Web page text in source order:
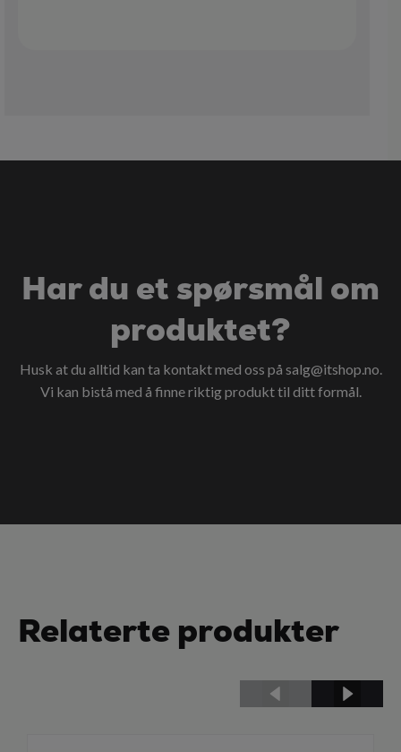
Har du et spørsmål om
produktet?
Husk at du alltid kan ta kontakt med oss på salg@itshop.no.
Vi kan bistå med å finne riktig produkt til ditt formål.
Relaterte produkter